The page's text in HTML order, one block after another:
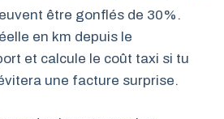
être gonflés de 30%.
en km depuis le
et calcule le coût taxi si tu
une facture surprise.